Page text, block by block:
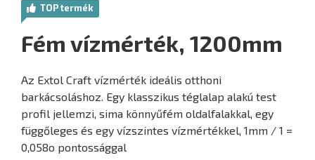
TOP termék
Fém vízmérték, 1200mm
Az Extol Craft vízmérték ideális otthoni
barkácsoláshoz. Egy klasszikus téglalap alakú test
profil jellemzi, sima könnyűfém oldalfalakkal, egy
függőleges és egy vízszintes vízmértékkel, 1mm / 1 =
0,058o pontossággal